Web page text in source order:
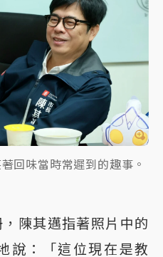
回味當時常遲到的趣事。
陳其邁指著照片中的
說：「這位現在是教